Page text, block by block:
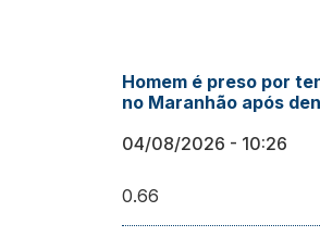
Homem é preso por
no Maranhão após
04/08/2026
10:26